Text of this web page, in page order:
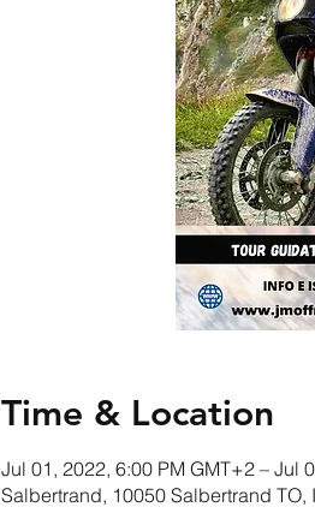
Time & Location
Jul 01, 2022, 6:00 PM GMT+2 – Jul
Salbertrand, 10050 Salbertrand TO,